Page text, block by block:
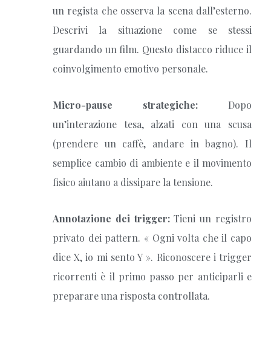
un regista che osserva la scena dall’esterno.
Descrivi la situazione come se stessi
guardando un film. Questo distacco riduce il
coinvolgimento emotivo personale.
Micro-pause strategiche: Dopo
un’interazione tesa, alzati con una scusa
(prendere un caffè, andare in bagno). Il
semplice cambio di ambiente e il movimento
fisico aiutano a dissipare la tensione.
Annotazione dei trigger:Tieni un registro
privato dei pattern. « Ogni volta che il capo
dice X, io mi sento Y ». Riconoscere i trigger
ricorrenti è il primo passo per anticiparli e
preparare una risposta controllata.